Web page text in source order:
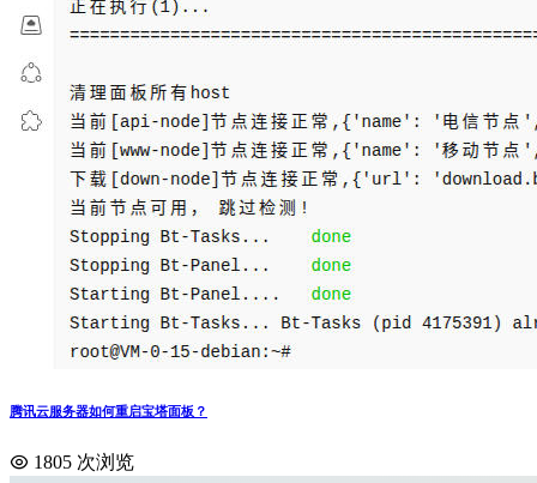
腾讯云服务器如何重启宝塔面板？
1805 次浏览